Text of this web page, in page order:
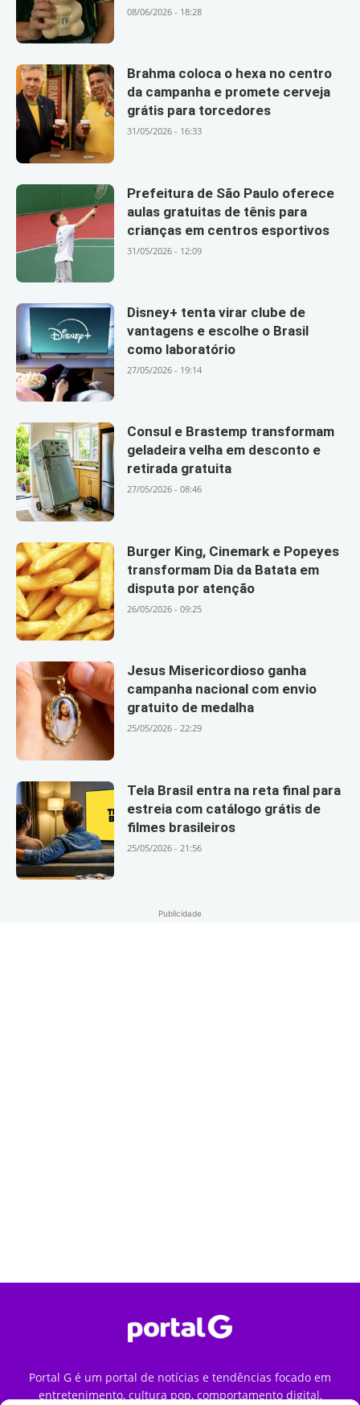
08/06/2026 - 18:28
Brahma coloca o hexa no centro
da campanha e promete cerveja
grátis para torcedores
31/05/2026 - 16:33
Prefeitura de São Paulo oferece
aulas gratuitas de tênis para
crianças em centros esportivos
31/05/2026 - 12:09
Disney+ tenta virar clube de
vantagens e escolhe o Brasil
como laboratório
27/05/2026 - 19:14
Consul e Brastemp transformam
geladeira velha em desconto e
retirada gratuita
27/05/2026 - 08:46
Burger King, Cinemark e Popeyes
transformam Dia da Batata em
disputa por atenção
26/05/2026 - 09:25
Jesus Misericordioso ganha
campanha nacional com envio
gratuito de medalha
25/05/2026 - 22:29
Tela Brasil entra na reta final para
estreia com catálogo grátis de
filmes brasileiros
25/05/2026 - 21:56
Publicidade
Portal G é um portal de notícias e tendências focado em
entretenimento, cultura pop, comportamento digital,